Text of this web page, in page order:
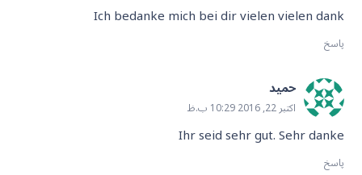
Ich bedanke mich bei dir vielen vielen dank
پاسخ
حمید
اکتبر 22, 2016 10:29 ب.ظ
Ihr seid sehr gut. Sehr danke
پاسخ